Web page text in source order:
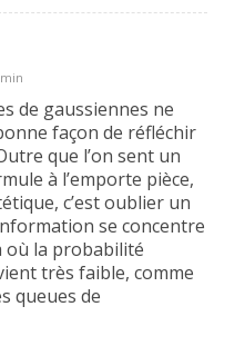
de gaussiennes ne
façon de réfléchir
que l’on sent un
à l’emporte pièce,
c’est oublier un
se concentre
où la probabilité
très faible, comme
queues de